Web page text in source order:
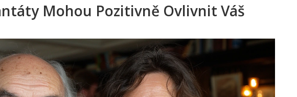
Mohou Pozitivně Ovlivnit Váš